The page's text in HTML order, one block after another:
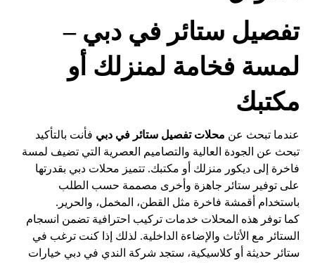
تفصيل ستائر في دبي –
لمسة فخامة لمنزلك أو
مكتبك
عندما تبحث عن محلات تفصيل ستائر في دبي فأنت بالتأكيد
تبحث عن الجودة العالية والتصاميم العصرية التي تضيف لمسة
فاخرة إلى ديكور منزلك أو مكتبك. تتميز محلات دبي بقدرتها
على توفير ستائر جاهزة وأخرى مصممة حسب الطلب
باستخدام أقمشة فاخرة مثل القطن، المخمل، والحرير.
كما توفر هذه المحلات خدمات تركيب احترافية تضمن انسجام
الستائر مع الأثاث والإضاءة الداخلية. لذلك إذا كنت ترغب في
ستائر حديثة أو كلاسيكية، ستجد شركة الندي في دبي خيارات